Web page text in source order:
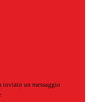
inviato un messaggio